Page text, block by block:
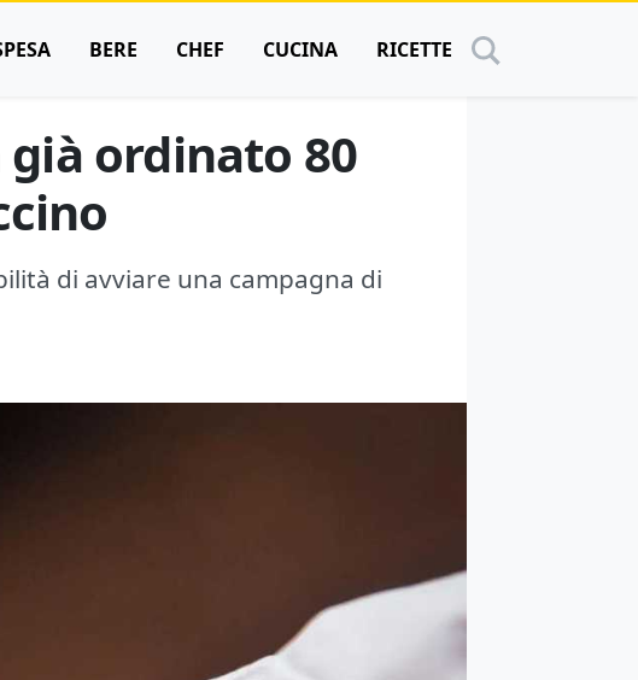
BERE CHEF CUCINA RICETTE
ordinato 80
di avviare una campagna di